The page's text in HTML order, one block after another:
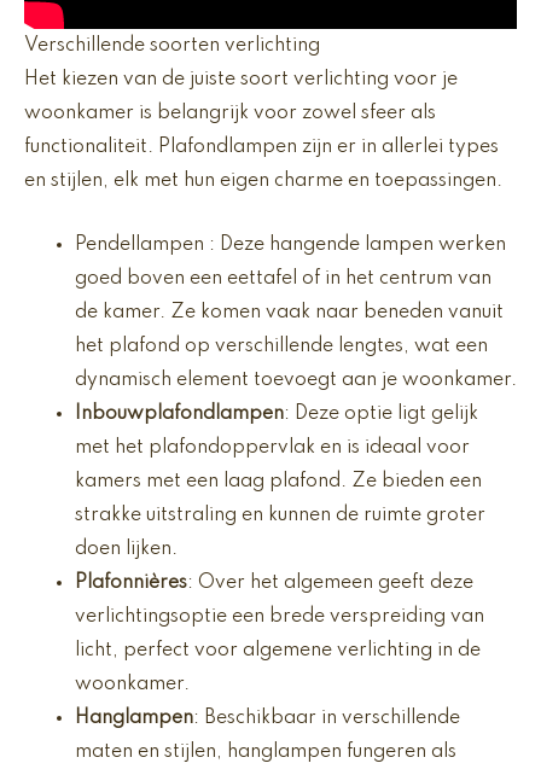
Verschillende soorten verlichting
Het kiezen van de juiste soort verlichting voor je
woonkamer is belangrijk voor zowel sfeer als
functionaliteit. Plafondlampen zijn er in allerlei types
en stijlen, elk met hun eigen charme en toepassingen.
Pendellampen : Deze hangende lampen werken
goed boven een eettafel of in het centrum van
de kamer. Ze komen vaak naar beneden vanuit
het plafond op verschillende lengtes, wat een
dynamisch element toevoegt aan je woonkamer.
Inbouwplafondlampen: Deze optie ligt gelijk
met het plafondoppervlak en is ideaal voor
kamers met een laag plafond. Ze bieden een
strakke uitstraling en kunnen de ruimte groter
doen lijken.
Plafonnières: Over het algemeen geeft deze
verlichtingsoptie een brede verspreiding van
licht, perfect voor algemene verlichting in de
woonkamer.
Hanglampen: Beschikbaar in verschillende
maten en stijlen, hanglampen fungeren als